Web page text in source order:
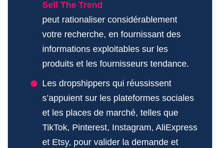
Sell The Trend
peut rationaliser considérablement
votre recherche, en fournissant des
informations exploitables sur les
produits et les fournisseurs tendance.
Les dropshippers qui réussissent
s’appuient sur les plateformes sociales
et les places de marché, telles que
TikTok, Pinterest, Instagram, AliExpress
et Etsy, pour valider la demande et